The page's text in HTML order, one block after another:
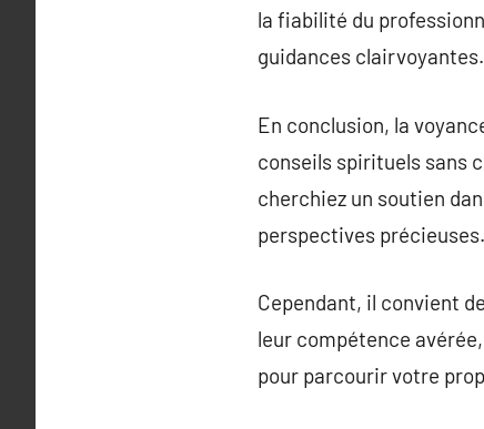
la fiabilité du
guidances clairvoyantes.
En conclusion, la
conseils spirituels sans
cherchiez un soutien
perspectives précieuses.
Cependant, il convient
leur compétence
pour parcourir votre